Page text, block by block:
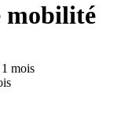
mobilité
mois